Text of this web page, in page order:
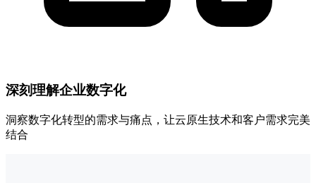
深刻理解企业数字化
洞察数字化转型的需求与痛点，让云原生技术和客户需求完美
结合